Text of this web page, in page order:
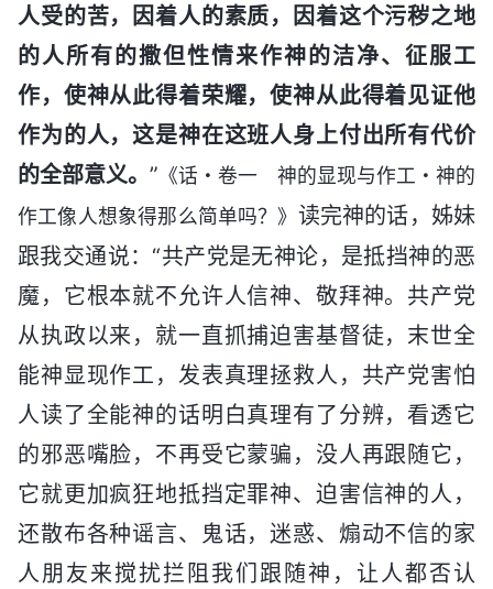
人受的苦，因着人的素质，因着这个污秽之地
的人所有的撒但性情来作神的洁净、征服工
作，使神从此得着荣耀，使神从此得着见证他
作为的人，这是神在这班人身上付出所有代价
的全部意义。 ” 《话・卷一 神的显现与作工・神的
作工像人想象得那么简单吗？》 读完神的话，姊妹
跟我交通说：“共产党是无神论，是抵挡神的恶
魔，它根本就不允许人信神、敬拜神。共产党
从执政以来，就一直抓捕迫害基督徒，末世全
能神显现作工，发表真理拯救人，共产党害怕
人读了全能神的话明白真理有了分辨，看透它
的邪恶嘴脸，不再受它蒙骗，没人再跟随它，
它就更加疯狂地抵挡定罪神、迫害信神的人，
还散布各种谣言、鬼话，迷惑、煽动不信的家
人朋友来搅扰拦阻我们跟随神，让人都否认